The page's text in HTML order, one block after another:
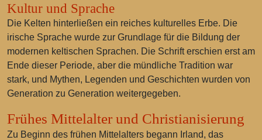
Kultur und Sprache
Die Kelten hinterließen ein reiches kulturelles Erbe. Die
irische Sprache wurde zur Grundlage für die Bildung der
modernen keltischen Sprachen. Die Schrift erschien erst am
Ende dieser Periode, aber die mündliche Tradition war
stark, und Mythen, Legenden und Geschichten wurden von
Generation zu Generation weitergegeben.
Frühes Mittelalter und Christianisierung
Zu Beginn des frühen Mittelalters begann Irland, das